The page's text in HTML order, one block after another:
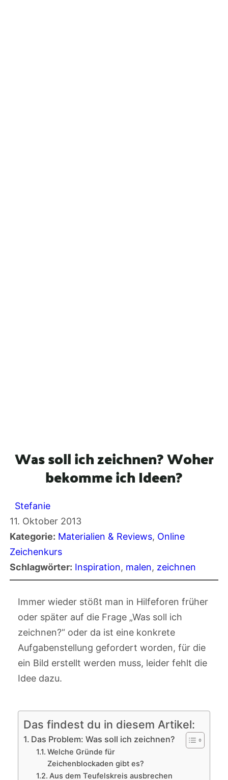
Was soll ich zeichnen? Woher
bekomme ich Ideen?
Stefanie
11. Oktober 2013
Kategorie: Materialien & Reviews, Online
Zeichenkurs
Schlagwörter: Inspiration, malen, zeichnen
Immer wieder stößt man in Hilfeforen früher
oder später auf die Frage „Was soll ich
zeichnen?“ oder da ist eine konkrete
Aufgabenstellung gefordert worden, für die
ein Bild erstellt werden muss, leider fehlt die
Idee dazu.
Das findest du in diesem Artikel:
Das Problem: Was soll ich zeichnen?
Welche Gründe für
Zeichenblockaden gibt es?
Aus dem Teufelskreis ausbrechen